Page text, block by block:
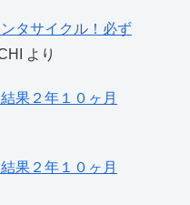
タサイクル！必ず
より
果２年１０ヶ月
果２年１０ヶ月